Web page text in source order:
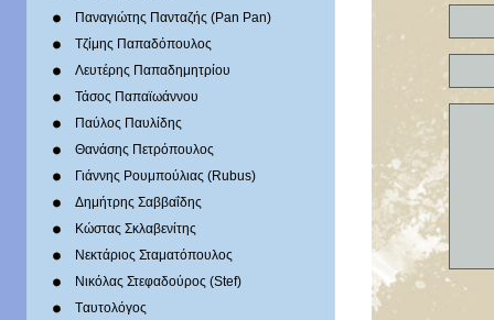
Παναγιώτης Πανταζής (Pan Pan)
Τζίμης Παπαδόπουλος
Λευτέρης Παπαδημητρίου
Τάσος Παπαϊωάννου
Παύλος Παυλίδης
Θανάσης Πετρόπουλος
Γιάννης Ρουμπούλιας (Rubus)
Δημήτρης Σαββαΐδης
Κώστας Σκλαβενίτης
Νεκτάριος Σταματόπουλος
Νικόλας Στεφαδούρος (Stef)
Tαυτολόγος